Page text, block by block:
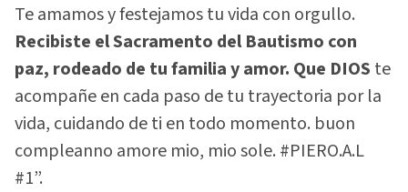
Te amamos y festejamos tu vida con orgullo.
Recibiste el Sacramento del Bautismo con
paz, rodeado de tu familia y amor. Que DIOS te
acompañe en cada paso de tu trayectoria por la
vida, cuidando de ti en todo momento. buon
compleanno amore mio, mio ​​sole. #PIERO.A.L
#1”.